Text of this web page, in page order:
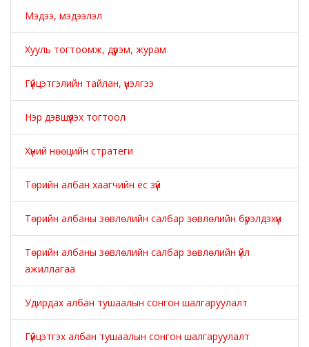
Мэдээ, мэдээлэл
Хууль тогтоомж, дүрэм, журам
Гүйцэтгэлийн тайлан, үнэлгээ
Нэр дэвшүүлэх тогтоол
Хүний нөөцийн стратеги
Төрийн албан хаагчийн ёс зүй
Төрийн албаны зөвлөлийн салбар зөвлөлийн бүрэлдэхүүн
Төрийн албаны зөвлөлийн салбар зөвлөлийн үйл
ажиллагаа
Удирдах албан тушаалын сонгон шалгаруулалт
Гүйцэтгэх албан тушаалын сонгон шалгаруулалт